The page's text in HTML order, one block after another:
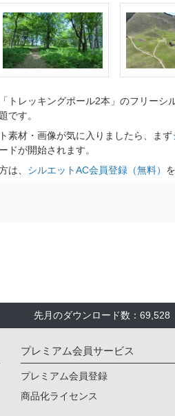
トレッキングポール2本」のフリー
です。
素材・画像が気に入りましたら、まず
ドが開始されます。
は、 シルエットAC会員登録（無料）
先月のダウンロード数：69,528
プレミアム会員サービス
プレミアム会員登録
商品化ライセンス